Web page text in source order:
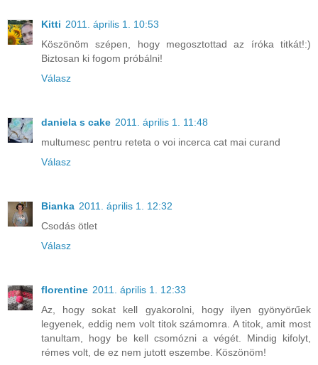
Kitti 2011. április 1. 10:53
Köszönöm szépen, hogy megosztottad az íróka titkát!:)
Biztosan ki fogom próbálni!
Válasz
daniela s cake 2011. április 1. 11:48
multumesc pentru reteta o voi incerca cat mai curand
Válasz
Bianka 2011. április 1. 12:32
Csodás ötlet
Válasz
florentine 2011. április 1. 12:33
Az, hogy sokat kell gyakorolni, hogy ilyen gyönyörűek
legyenek, eddig nem volt titok számomra. A titok, amit most
tanultam, hogy be kell csomózni a végét. Mindig kifolyt,
rémes volt, de ez nem jutott eszembe. Köszönöm!